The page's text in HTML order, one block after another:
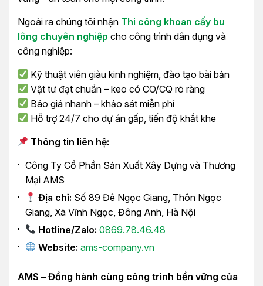
Ngoài ra chúng tôi nhận Thi công khoan cấy bu
lông chuyên nghiệp cho công trình dân dụng và
công nghiệp:
Kỹ thuật viên giàu kinh nghiệm, đào tạo bài bản
Vật tư đạt chuẩn – keo có CO/CQ rõ ràng
Báo giá nhanh – khảo sát miễn phí
Hỗ trợ 24/7 cho dự án gấp, tiến độ khắt khe
Thông tin liên hệ:
Công Ty Cổ Phần Sản Xuất Xây Dựng và Thương
Mại AMS
Địa chỉ: Số 89 Đê Ngọc Giang, Thôn Ngọc
Giang, Xã Vĩnh Ngọc, Đông Anh, Hà Nội
Hotline/Zalo: 0869.78.46.48
Website: ams-company.vn
AMS – Đồng hành cùng công trình bền vững của